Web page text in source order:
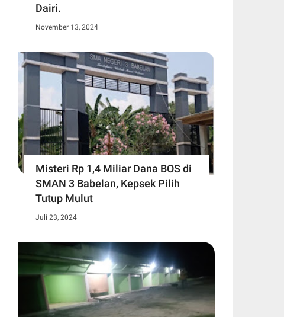
Dairi.
November 13, 2024
Misteri Rp 1,4 Miliar Dana BOS di
SMAN 3 Babelan, Kepsek Pilih
Tutup Mulut
Juli 23, 2024